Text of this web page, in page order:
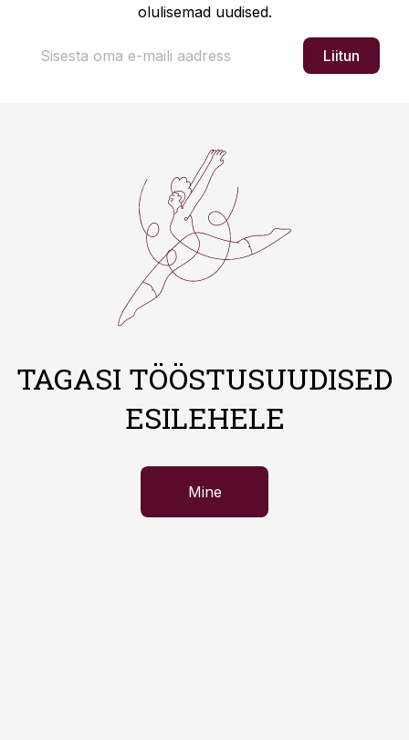
olulisemad uudised.
Liitun
TAGASI TÖÖSTUSUUDISED
ESILEHELE
Mine